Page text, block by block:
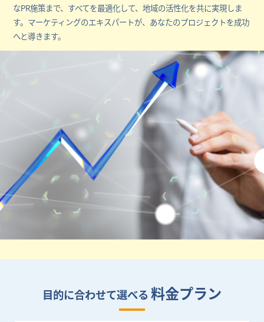
なPR施策まで、すべてを最適化して、地域の活性化を共に実現しま
す。マーケティングのエキスパートが、あなたのプロジェクトを成功
へと導きます。
目的に合わせて選べる 料金プラン